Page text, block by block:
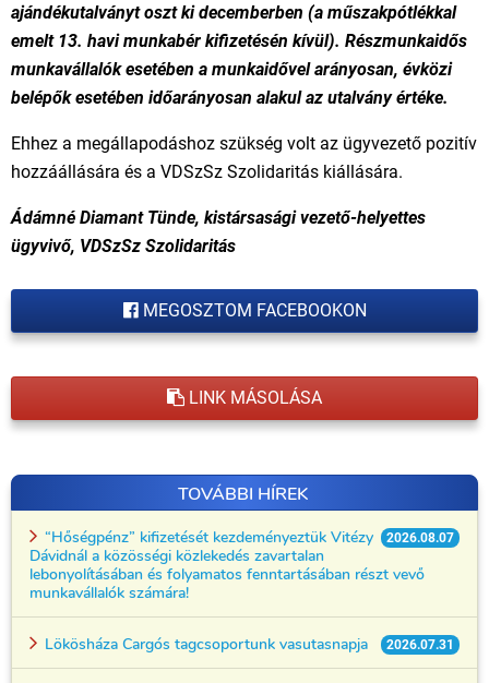
ajándékutalványt oszt ki decemberben (a műszakpótlékkal
emelt 13. havi munkabér kifizetésén kívül). Részmunkaidős
munkavállalók esetében a munkaidővel arányosan, évközi
belépők esetében időarányosan alakul az utalvány értéke.
Ehhez a megállapodáshoz szükség volt az ügyvezető pozitív
hozzáállására és a VDSzSz Szolidaritás kiállására.
Ádámné Diamant Tünde, kistársasági vezető-helyettes
ügyvivő, VDSzSz Szolidaritás
MEGOSZTOM FACEBOOKON
LINK MÁSOLÁSA
TOVÁBBI HÍREK
2026.08.07
“Hőségpénz” kifizetését kezdeményeztük Vitézy
Dávidnál a közösségi közlekedés zavartalan
lebonyolításában és folyamatos fenntartásában részt vevő
munkavállalók számára!
2026.07.31
Lökösháza Cargós tagcsoportunk vasutasnapja